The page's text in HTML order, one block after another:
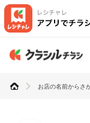
お店の名前からさ